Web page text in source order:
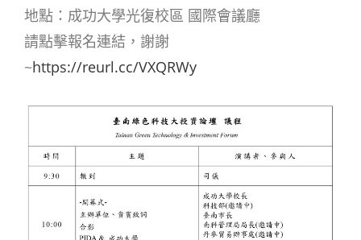
地點：成功大學光復校區 國際會議廳
請點擊報名連結，謝謝
~https://reurl.cc/VXQRWy